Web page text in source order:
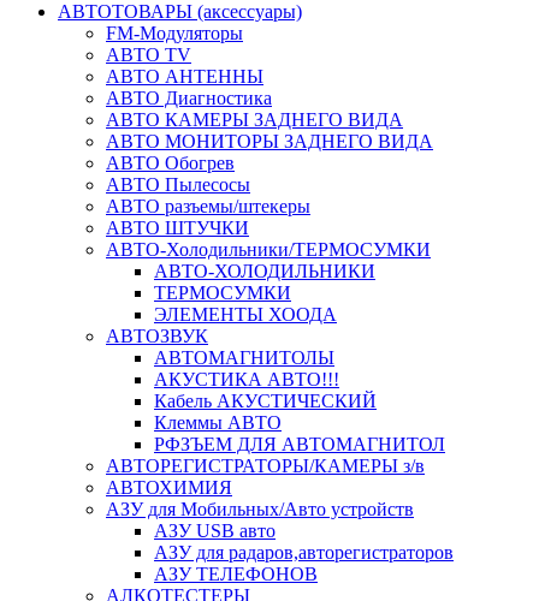
АВТОТОВАРЫ (аксессуары)
FM-Модуляторы
АВТО TV
АВТО АНТЕННЫ
АВТО Диагностика
АВТО КАМЕРЫ ЗАДНЕГО ВИДА
АВТО МОНИТОРЫ ЗАДНЕГО ВИДА
АВТО Обогрев
АВТО Пылесосы
АВТО разъемы/штекеры
АВТО ШТУЧКИ
АВТО-Холодильники/ТЕРМОСУМКИ
АВТО-ХОЛОДИЛЬНИКИ
ТЕРМОСУМКИ
ЭЛЕМЕНТЫ ХООДА
АВТОЗВУК
АВТОМАГНИТОЛЫ
АКУСТИКА АВТО!!!
Кабель АКУСТИЧЕСКИЙ
Клеммы АВТО
РФЗЪЕМ ДЛЯ АВТОМАГНИТОЛ
АВТОРЕГИСТРАТОРЫ/КАМЕРЫ з/в
АВТОХИМИЯ
АЗУ для Мобильных/Авто устройств
АЗУ USB авто
АЗУ для радаров,авторегистраторов
АЗУ ТЕЛЕФОНОВ
АЛКОТЕСТЕРЫ